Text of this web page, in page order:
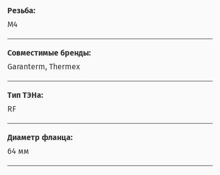
Резьба:
М4
Совместимые бренды:
Garanterm, Thermex
Тип ТЭНа:
RF
Диаметр фланца:
64 мм